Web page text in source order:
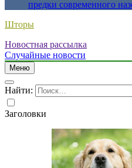
предки современного
Шторы
Новостная рассылка
Случайные новости
Меню
Найти:
Заголовки